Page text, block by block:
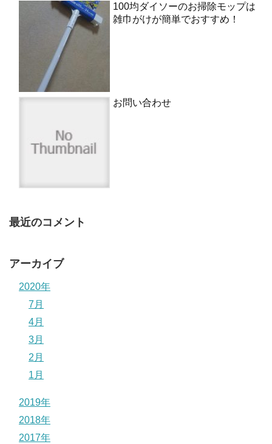
100均ダイソーのお掃除モップは
雑巾がけが簡単でおすすめ！
お問い合わせ
最近のコメント
アーカイブ
2020年
7月
4月
3月
2月
1月
2019年
2018年
2017年